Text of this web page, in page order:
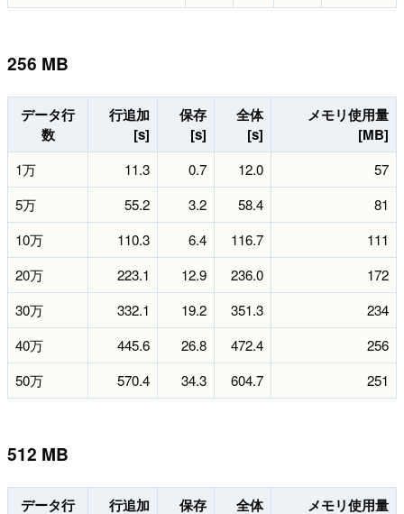
256 MB
データ行
数
行追加
[s]
保存
[s]
全体
[s]
メモリ使用量
[MB]
1万 11.3 0.7 12.0
57
5万
55.2 3.2 58.4
81
10万
110.3 6.4 116.7
111
20万
223.1 12.9 236.0
172
30万
332.1 19.2 351.3
234
40万
445.6 26.8 472.4
256
50万
570.4 34.3 604.7 251
512 MB
データ行
行追加
保存
全体
メモリ使用量